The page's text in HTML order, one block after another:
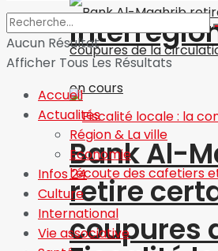
Bank Al-
retire
coupures
Aucun Résultat
Afficher Tous Les Résultats
Accueil
Actualités
Région & La ville
Economie
Infos 24
Culture
International
Vie associative